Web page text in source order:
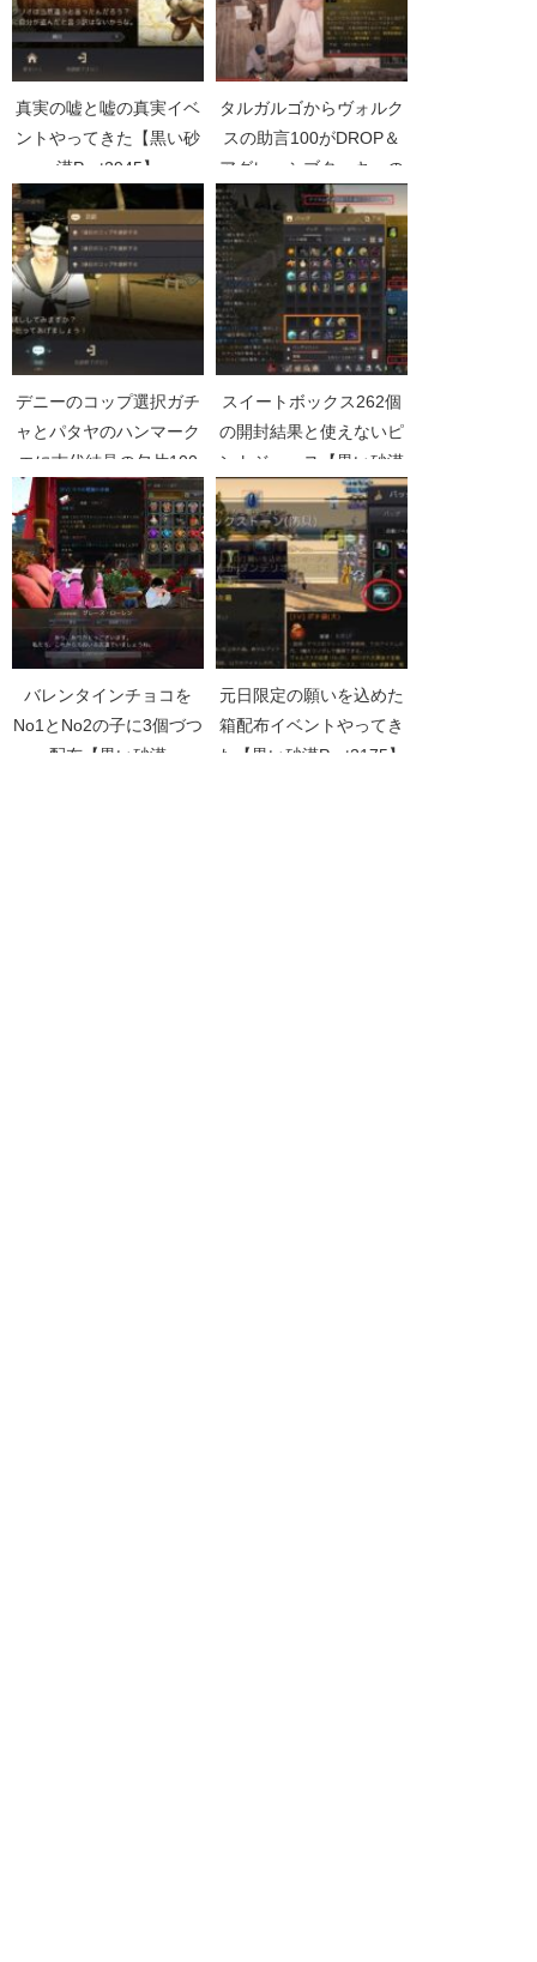
真実の嘘と嘘の真実イベ
ントやってきた【黒い砂
漠Part2945】
タルガルゴからヴォルク
スの助言100がDROP＆
アグレッシブターキーの
交換【黒い砂漠
Part4923】
デニーのコップ選択ガチ
ャとパタヤのハンマーク
エに古代結晶の欠片100
個持ってった結果[TWP]
【黒い砂漠Part3614】
スイートボックス262個
の開封結果と使えないピ
ントジュース【黒い砂漠
Part5029】
バレンタインチョコを
No1とNo2の子に3個づつ
配布【黒い砂漠
元日限定の願いを込めた
箱配布イベントやってき
た【黒い砂漠Part2175】